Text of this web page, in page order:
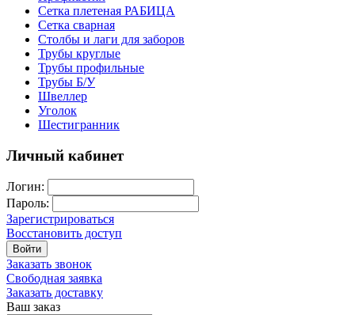
Сетка плетеная РАБИЦА
Сетка сварная
Столбы и лаги для заборов
Трубы круглые
Трубы профильные
Трубы Б/У
Швеллер
Уголок
Шестигранник
Личный кабинет
Логин:
Пароль:
Зарегистрироваться
Восстановить доступ
Войти
Заказать звонок
Свободная заявка
Заказать доставку
Ваш заказ